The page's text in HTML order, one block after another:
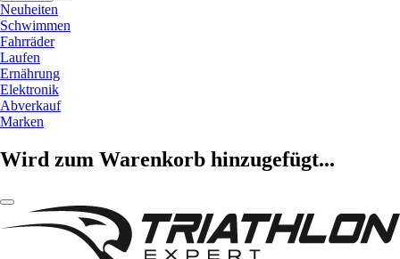
Neuheiten
Schwimmen
Fahrräder
Laufen
Ernährung
Elektronik
Abverkauf
Marken
Wird zum Warenkorb hinzugefügt...